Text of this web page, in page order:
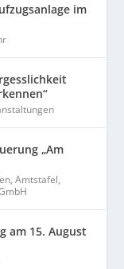
im
„Am
,Amtstafel,
am 15. August